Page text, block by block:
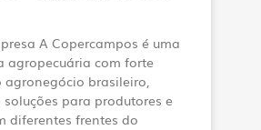
A Copercampos é uma
agropecuária com forte
agronegócio brasileiro,
para produtores e
diferentes frentes do